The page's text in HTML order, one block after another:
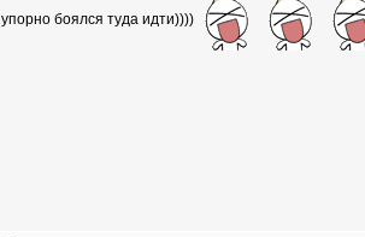
упорно боялся туда идти))))